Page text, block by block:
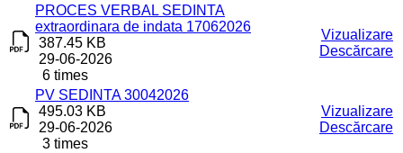
PROCES VERBAL SEDINTA
extraordinara de indata 17062026
387.45 KB
29-06-2026
6 times
Vizualizare
Descărcare
PV SEDINTA 30042026
495.03 KB
29-06-2026
3 times
Vizualizare
Descărcare